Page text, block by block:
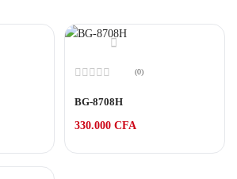
0
5
(0)
BG-8708H
330.000 CFA